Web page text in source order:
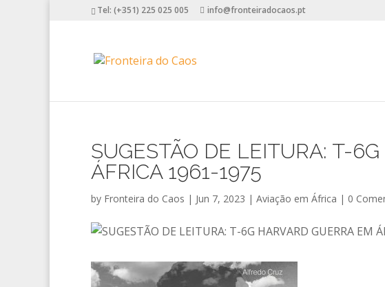
Tel: (+351) 225 025 005 info@fronteiradocaos.pt
SUGESTÃO DE LEITURA: T-
ÁFRICA 1961-1975
by Fronteira do Caos | Jun 7, 2023 | Aviação em África | 0